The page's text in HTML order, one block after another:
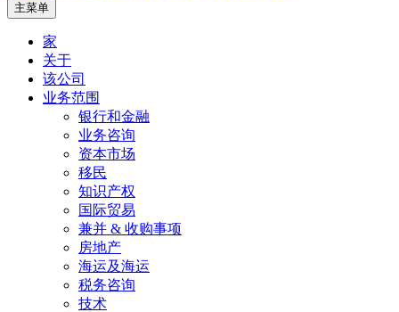
尼日利亚律师事务所 – 尼日利亚专利代理
人, 在尼日利亚的商标律师. 尼日利亚顶级
知识产权律师事务所, 知识产权律师事务
所在尼日利亚, 知识产权律师事务所在尼
日利亚, 尼日利亚金融科技律师事务所, 尼
日利亚的信息技术律师, 尼日利亚领先的
知识产权律师事务所, 尼日利亚的高科技
律师, 尼日利亚的国际律师事务所, 在尼日
利亚航运和海事律师事务所, 在尼日利亚
移民律师.
在尼日利亚的商标律师, 在尼日利亚专利代理人, 尼日利亚顶级
知识产权律师事务所, 知识产权律师事务所在尼日利亚, 知识产
权律师事务所在尼日利亚, 尼日利亚金融科技律师事务所, 尼日
利亚领先的知识产权律师事务所, 尼日利亚的信息技术律师, 尼
日利亚的高科技律师, 尼日利亚的国际律师事务所, 在尼日利亚
航运和海事律师事务所, 在尼日利亚移民律师.
主菜单
家
关于
该公司
业务范围
银行和金融
业务咨询
资本市场
移民
知识产权
国际贸易
兼并 & 收购事项
房地产
海运及海运
税务咨询
技术